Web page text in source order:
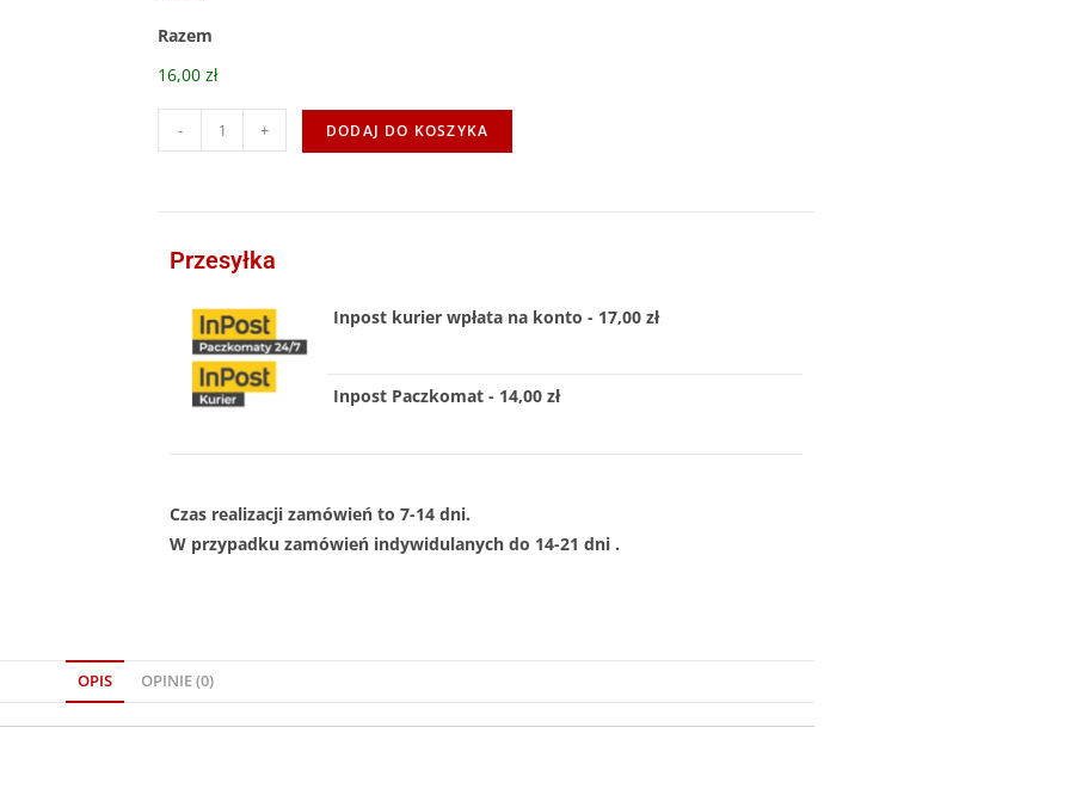
Razem
16,00 zł
- + DODAJ DO KOSZYKA
Przesyłka
Inpost kurier wpłata na konto - 17,00 zł
Inpost Paczkomat - 14,00 zł
Czas realizacji zamówień to 7-14 dni.
W przypadku zamówień indywidulanych do 14-21 dni .
OPIS OPINIE (0)